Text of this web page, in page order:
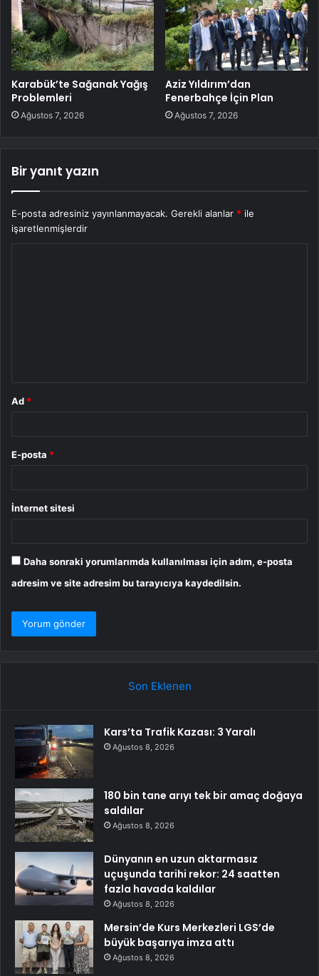
Karabük’te Sağanak Yağış
Problemleri
Ağustos 7, 2026
Aziz Yıldırım’dan
Fenerbahçe İçin Plan
Ağustos 7, 2026
Bir yanıt yazın
E-posta adresiniz yayınlanmayacak. Gerekli alanlar * ile
işaretlenmişlerdir
Ad *
E-posta *
İnternet sitesi
Daha sonraki yorumlarımda kullanılması için adım, e-posta
adresim ve site adresim bu tarayıcıya kaydedilsin.
Son Eklenen
Kars’ta Trafik Kazası: 3 Yaralı
Ağustos 8, 2026
180 bin tane arıyı tek bir amaç doğaya
saldılar
Ağustos 8, 2026
Dünyanın en uzun aktarmasız
uçuşunda tarihi rekor: 24 saatten
fazla havada kaldılar
Ağustos 8, 2026
Mersin’de Kurs Merkezleri LGS’de
büyük başarıya imza attı
Ağustos 8, 2026